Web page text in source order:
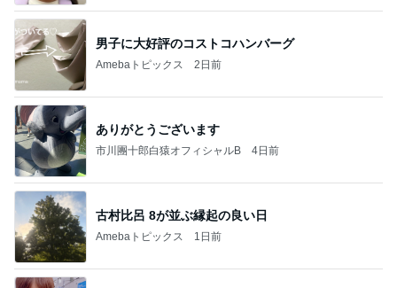
男子に大好評のコストコハンバーグ
Amebaトピックス 2日前
ありがとうございます
市川團十郎白猿オフィシャルB 4日前
古村比呂 8が並ぶ縁起の良い日
Amebaトピックス 1日前